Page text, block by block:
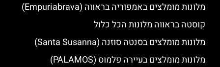
מלונות מומלצים באמפוריה בראווה (Empuriabrava)
קוסטה בראווה מלונות הכל כלול
מלונות מומלצים בסנטה סוזנה (Santa Susanna)
מלונות מומלצים בעיירה פלמוס (PALAMOS)